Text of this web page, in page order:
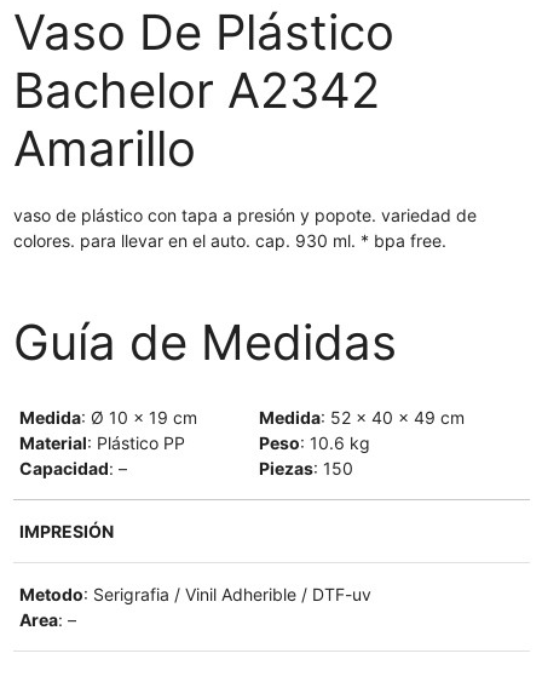
Vaso De Plástico
Bachelor A2342
Amarillo
vaso de plástico con tapa a presión y popote. variedad de
colores. para llevar en el auto. cap. 930 ml. * bpa free.
Guía de Medidas
Medida: Ø 10 x 19 cm
Material: Plástico PP
Capacidad: –
Medida: 52 x 40 x 49 cm
Peso: 10.6 kg
Piezas: 150
IMPRESIÓN
Metodo: Serigrafia / Vinil Adherible / DTF-uv
Area: –